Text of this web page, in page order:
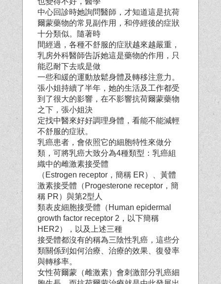
中心回診時她詢問醫師，才知道這是抗荷
爾蒙藥物的常見副作用，和停經後的症狀
十分類似。隨著時
間經過，各種不舒服的症狀越來越嚴重，
乳房外科醫師告訴她這是藥物的作用，只
能忍耐下去或是做
一些和緩的運動放鬆身體及轉移注意力。
張小姐持續了半年，她的生活及工作都受
到了很大的影響，在不影響抗荷爾蒙藥物
之下，張小姐決
定找中醫來好好調理身體，看能不能減輕
不舒服的症狀。
乳癌患者，會依照它的細胞特性來做分
類，可將乳癌大致分為4種類型：乳癌組
織中的雌激素接受體
（Estrogen receptor，簡稱 ER）、黃體
激素接受體（Progesterone receptor，簡
稱 PR）與第2型人
類表皮細胞接受體（Human epidermal
growth factor receptor 2，以下簡稱
HER2），以及上述三種
接受體都沒有的稱為三陰性乳癌，這些分
類關係到如何治療、治療的效果、復發率
與轉移率。
女性荷爾蒙（雌激素）會刺激部分乳癌細